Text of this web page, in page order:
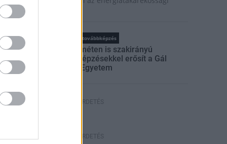
hírek továbbképzés
Kecskeméten is szakirányú
továbbképzésekkel erősít a Gál
Ferenc Egyetem
HÍRDETÉS
HÍRDETÉS